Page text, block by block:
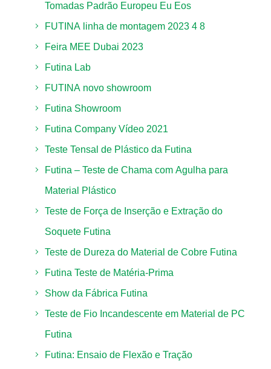
Tomadas Padrão Europeu Eu Eos
FUTINA linha de montagem 2023 4 8
Feira MEE Dubai 2023
Futina Lab
FUTINA novo showroom
Futina Showroom
Futina Company Vídeo 2021
Teste Tensal de Plástico da Futina
Futina – Teste de Chama com Agulha para
Material Plástico
Teste de Força de Inserção e Extração do
Soquete Futina
Teste de Dureza do Material de Cobre Futina
Futina Teste de Matéria-Prima
Show da Fábrica Futina
Teste de Fio Incandescente em Material de PC
Futina
Futina: Ensaio de Flexão e Tração